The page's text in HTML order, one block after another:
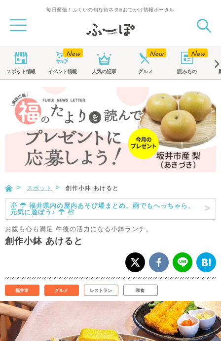
毎日発信！ふくいの旬な街ネタ&おでかけ情報ポータル
スポット情報 イベント情報 人気の記事 グルメ 読みもの
スポット 創作小鉢 あけると
☃ ☂ 福井県内の屋内あそび場まとめ。雨でもへっちゃら、
元気に遊ぼう♪ ☂ ☃
お腹も心も満足 午後の活力になる小鉢ランチ。
創作小鉢 あけると
福井市 グルメ レストラン 和食